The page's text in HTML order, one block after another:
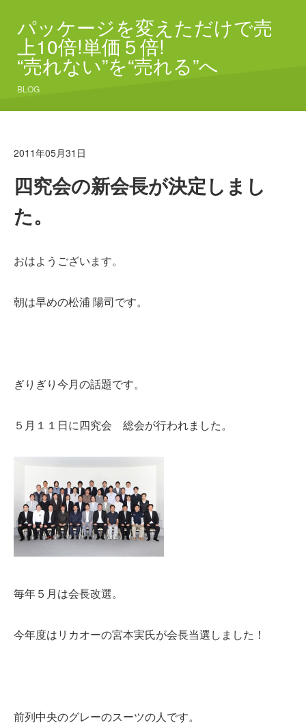
パッケージを変えただけで売
上10倍!単価５倍!
“売れない”を“売れる”へ
BLOG
2011年05月31日
四究会の新会長が決定しまし
た。
おはようございます。
朝は早めの松浦 陽司です。
ぎりぎり今月の話題です。
５月１１日に四究会 総会が行われました。
毎年５月は会長改選。
今年度はリカオーの宮本実氏が会長当選しました！
前列中央のグレーのスーツの人です。